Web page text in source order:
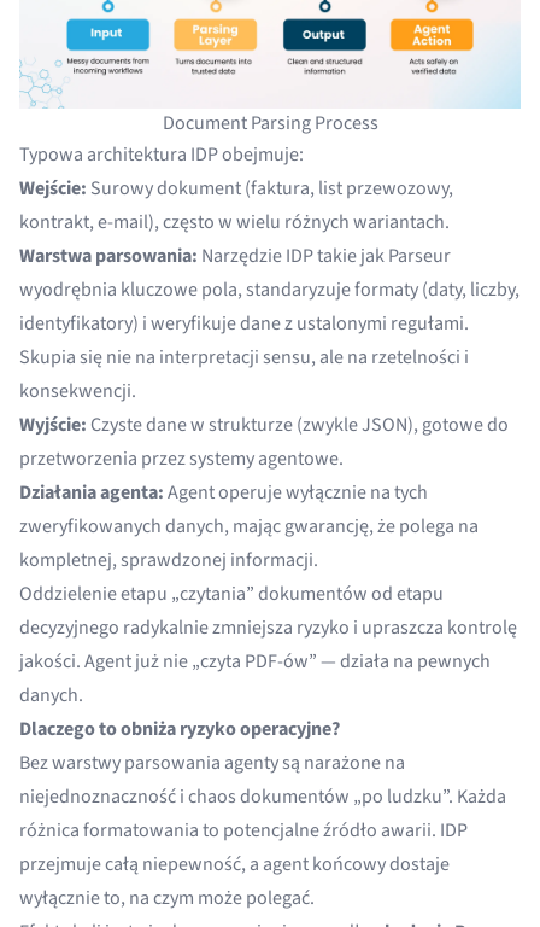
Document Parsing Process
Typowa architektura IDP obejmuje:
Wejście: Surowy dokument (faktura, list przewozowy,
kontrakt, e-mail), często w wielu różnych wariantach.
Warstwa parsowania: Narzędzie IDP takie jak Parseur
wyodrębnia kluczowe pola, standaryzuje formaty (daty, liczby,
identyfikatory) i weryfikuje dane z ustalonymi regułami.
Skupia się nie na interpretacji sensu, ale na rzetelności i
konsekwencji.
Wyjście: Czyste dane w strukturze (zwykle JSON), gotowe do
przetworzenia przez systemy agentowe.
Działania agenta:Agent operuje wyłącznie na tych
zweryfikowanych danych, mając gwarancję, że polega na
kompletnej, sprawdzonej informacji.
Oddzielenie etapu „czytania” dokumentów od etapu
decyzyjnego radykalnie zmniejsza ryzyko i upraszcza kontrolę
jakości. Agent już nie „czyta PDF-ów” — działa na pewnych
danych.
Dlaczego to obniża ryzyko operacyjne?
Bez warstwy parsowania agenty są narażone na
niejednoznaczność i chaos dokumentów „po ludzku”. Każda
różnica formatowania to potencjalne źródło awarii. IDP
przejmuje całą niepewność, a agent końcowy dostaje
wyłącznie to, na czym może polegać.